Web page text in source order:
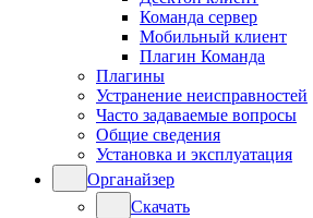
Команда сервер
Мобильный клиент
Плагин Команда
Плагины
Устранение неисправностей
Часто задаваемые вопросы
Общие сведения
Установка и эксплуатация
Органайзер
Скачать